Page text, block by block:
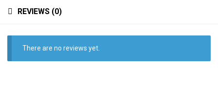
REVIEWS (0)
There are no reviews yet.